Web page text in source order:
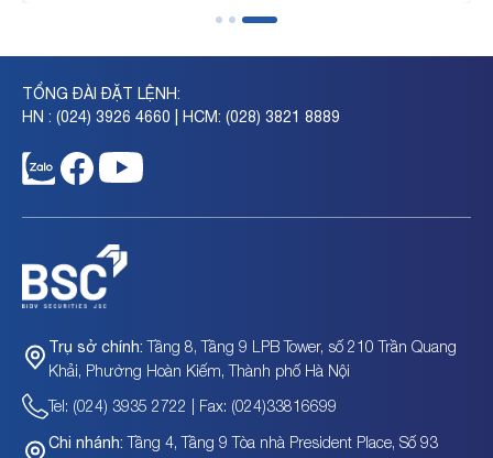
TỔNG ĐÀI ĐẶT LỆNH:
HN : (024) 3926 4660 | HCM: (028) 3821 8889
Trụ sở chính: Tầng 8, Tầng 9 LPB Tower, số 210 Trần Quang
Khải, Phường Hoàn Kiếm, Thành phố Hà Nội
Tel: (024) 3935 2722 | Fax: (024)33816699
Chi nhánh: Tầng 4, Tầng 9 Tòa nhà President Place, Số 93